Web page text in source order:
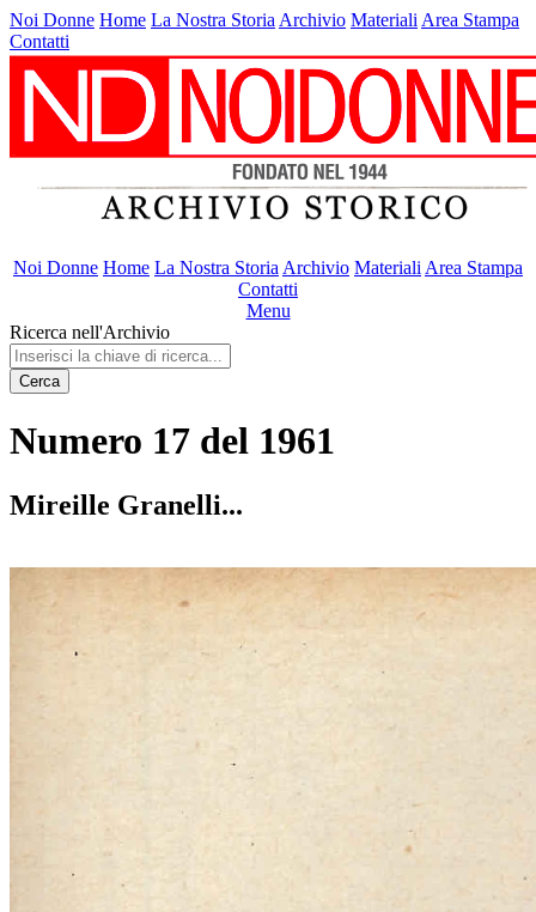
Noi Donne Home La Nostra Storia Archivio Materiali Area Stampa
Contatti
Noi Donne Home La Nostra Storia Archivio Materiali Area Stampa
Contatti
Menu
Ricerca nell'Archivio
Cerca
Numero 17 del 1961
Mireille Granelli...